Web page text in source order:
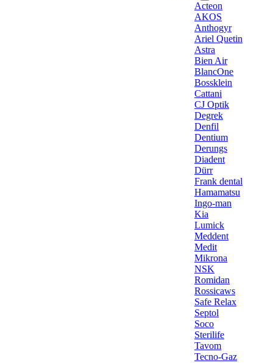
Acteon
AKOS
Anthogyr
Ariel Quetin
Astra
Bien Air
BlancOne
Bossklein
Cattani
CJ Optik
Degrek
Denfil
Dentium
Derungs
Diadent
Dürr
Frank dental
Hamamatsu
Ingo-man
Kia
Lumick
Meddent
Medit
Mikrona
NSK
Romidan
Rossicaws
Safe Relax
Septol
Soco
Sterilife
Tavom
Tecno-Gaz